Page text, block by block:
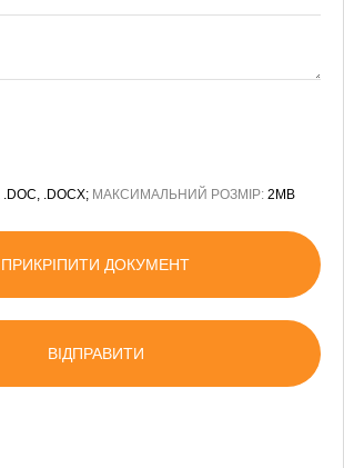
.DOC, .DOCX; МАКСИМАЛЬНИЙ РОЗМІР: 2MB
ПРИКРІПИТИ ДОКУМЕНТ